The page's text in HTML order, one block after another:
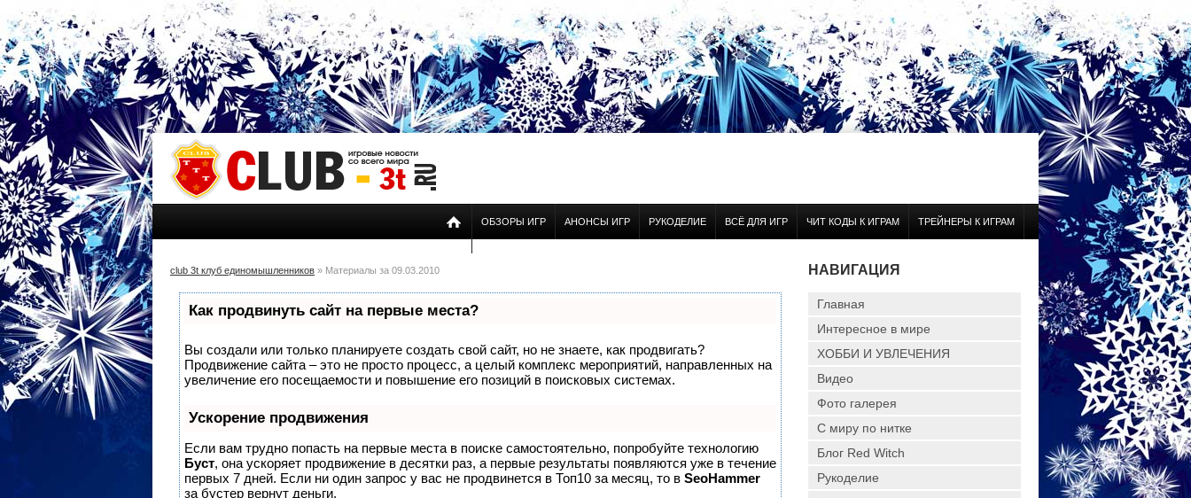
ОБЗОРЫ ИГР АНОНСЫ ИГР РУКОДЕЛИЕ ВСЁ ДЛЯ ИГР ЧИТ КОДЫ К ИГРАМ ТРЕЙНЕРЫ К ИГРАМ
club 3t клуб единомышленников » Материалы за 09.03.2010
Как продвинуть сайт на первые места?
Вы создали или только планируете создать свой сайт, но не знаете, как продвигать?
Продвижение сайта – это не просто процесс, а целый комплекс мероприятий, направленных на
увеличение его посещаемости и повышение его позиций в поисковых системах.
Ускорение продвижения
Если вам трудно попасть на первые места в поиске самостоятельно, попробуйте технологию
Буст, она ускоряет продвижение в десятки раз, а первые результаты появляются уже в течение
первых 7 дней. Если ни один запрос у вас не продвинется в Топ10 за месяц, то в SeoHammer
за бустер вернут деньги.
НАВИГАЦИЯ
Главная
Интересное в мире
ХОББИ И УВЛЕЧЕНИЯ
Видео
Фото галерея
С миру по нитке
Блог Red Witch
Рукоделие